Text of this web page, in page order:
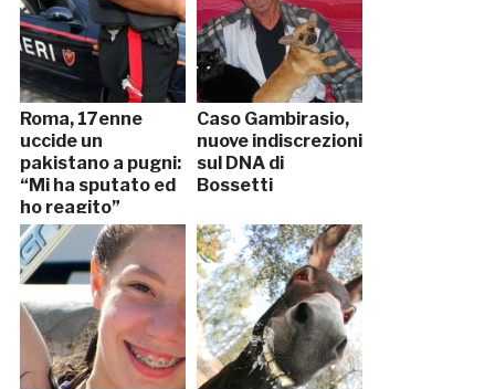
Roma, 17enne
uccide un
pakistano a pugni:
“Mi ha sputato ed
ho reagito”
Caso Gambirasio,
nuove indiscrezioni
sul DNA di
Bossetti